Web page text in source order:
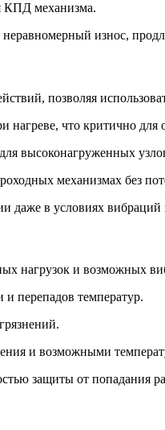
КПД механизма.
износ,
позволяя
что критично
высоконагруженных
механизмах без
даже в условиях
нагрузок и возможных
перепадов температур.
и возможными
защиты от попадания